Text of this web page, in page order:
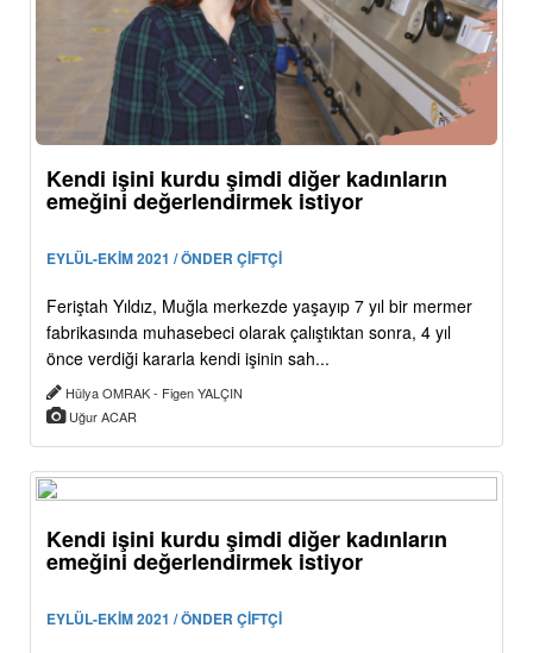
Kendi işini kurdu şimdi diğer kadınların
emeğini değerlendirmek istiyor
EYLÜL-EKİM 2021 / ÖNDER ÇİFTÇİ
Feriştah Yıldız, Muğla merkezde yaşayıp 7 yıl bir mermer
fabrikasında muhasebeci olarak çalıştıktan sonra, 4 yıl
önce verdiği kararla kendi işinin sah...
Hülya OMRAK - Figen YALÇIN
Uğur ACAR
Kendi işini kurdu şimdi diğer kadınların
emeğini değerlendirmek istiyor
EYLÜL-EKİM 2021 / ÖNDER ÇİFTÇİ